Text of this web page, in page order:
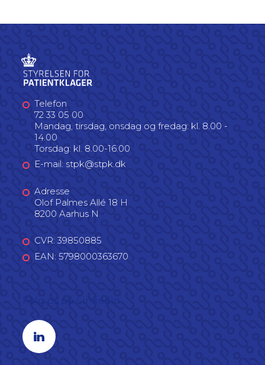
Telefon
72 33 05 00
Mandag, tirsdag, onsdag og fredag: kl. 8.00 -
14.00
Torsdag: kl. 8.00-16.00
E-mail: stpk@stpk.dk
Adresse
Olof Palmes Allé 18 H
8200 Aarhus N
CVR: 39850885
EAN: 5798000363670
Linkedin profil